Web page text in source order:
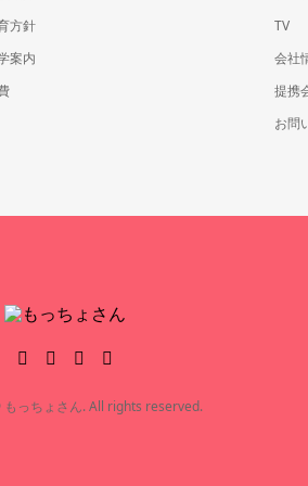
方針
案内
TV
会社
提携
お問
っちょさん. All rights reserved.